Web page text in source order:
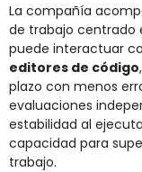
La compañía
de trabajo centrado
puede interactuar
editores de código
plazo con menos
evaluaciones
estabilidad al
capacidad para
trabajo.